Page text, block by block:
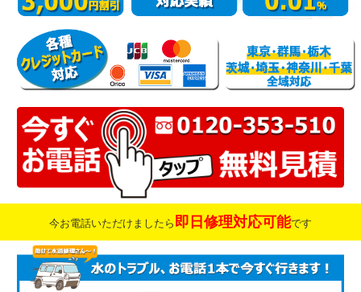
今お電話いただけましたら 即日修理対応可能です